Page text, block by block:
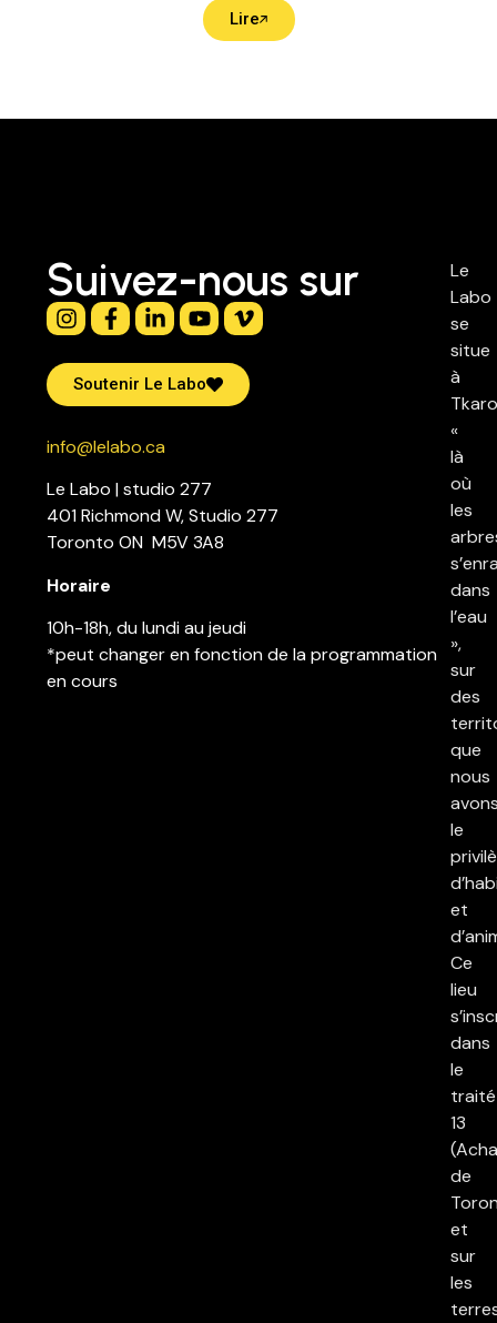
Lire
Suivez-nous sur
Soutenir Le Labo
info@lelabo.ca
Le Labo | studio 277
401 Richmond W, Studio 277
Toronto ON M5V 3A8
Horaire
10h-18h, du lundi au jeudi
*peut changer en fonction de la programmation
en cours
Le
Labo
se
situe
à
«
là
où
les
dans
l’eau
»,
sur
des
que
nous
le
et
Ce
lieu
dans
le
traité
13
de
et
sur
les